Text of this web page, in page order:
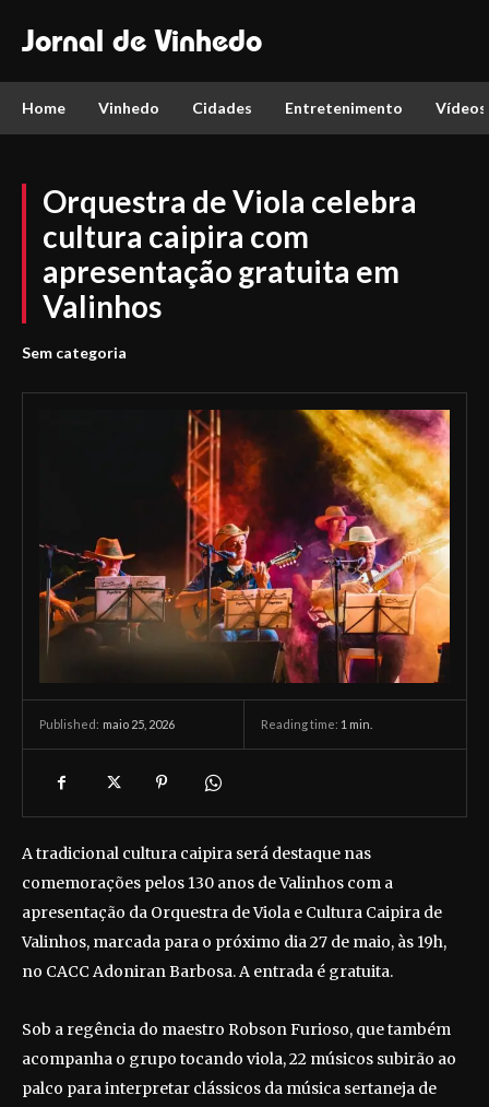
Jornal de Vinhedo
Home Vinhedo Cidades Entretenimento Vídeos
Orquestra de Viola celebra
cultura caipira com
apresentação gratuita em
Valinhos
Sem categoria
Published: maio 25, 2026 Reading time: 1 min.
A tradicional cultura caipira será destaque nas
comemorações pelos 130 anos de Valinhos com a
apresentação da Orquestra de Viola e Cultura Caipira de
Valinhos, marcada para o próximo dia 27 de maio, às 19h,
no CACC Adoniran Barbosa. A entrada é gratuita.
Sob a regência do maestro Robson Furioso, que também
acompanha o grupo tocando viola, 22 músicos subirão ao
palco para interpretar clássicos da música sertaneja de